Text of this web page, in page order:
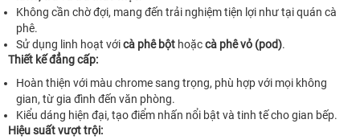
Không cần chờ đợi, mang đến trải nghiệm tiện lợi như tại quán cà
phê.
Sử dụng linh hoạt vớicà phê bột hoặccà phê vỏ (pod).
Thiết kế đẳng cấp:
Hoàn thiện với màu chrome sang trọng, phù hợp với mọi không
gian, từ gia đình đến văn phòng.
Kiểu dáng hiện đại, tạo điểm nhấn nổi bật và tinh tế cho gian bếp.
Hiệu suất vượt trội: